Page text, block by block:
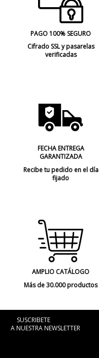
PAGO 100% SEGURO
Cifrado SSL y pasarelas
verificadas
FECHA ENTREGA
GARANTIZADA
Recibe tu pedido en el día
fijado
AMPLIO CATÁLOGO
Más de 30.000 productos
SUSCRIBETE
A NUESTRA NEWSLETTER